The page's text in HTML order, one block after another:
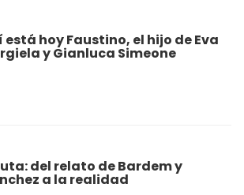
está hoy Faustino, el hijo de Eva
y Gianluca Simeone
del relato de Bardem y
a la realidad